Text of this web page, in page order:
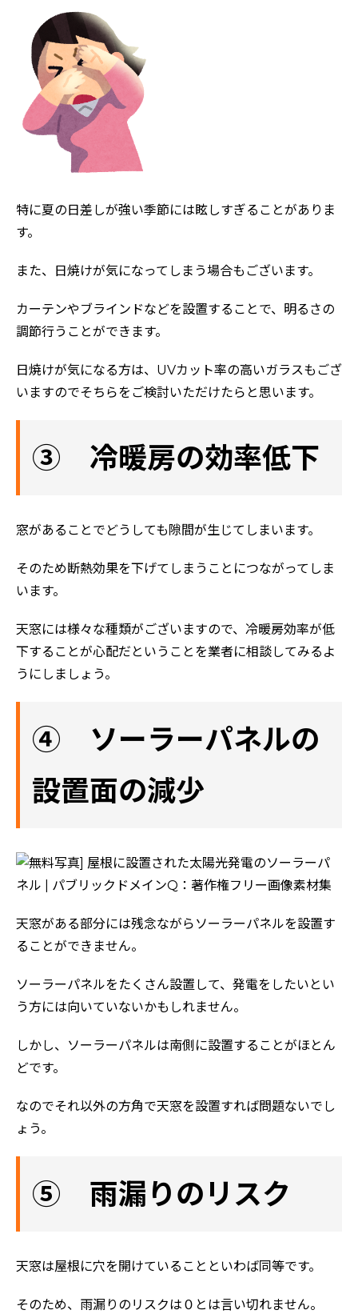
ホーム
特に夏の日差しが強い季節には眩しすぎることがありま
す。
また、日焼けが気になってしまう場合もございます。
カーテンやブラインドなどを設置することで、明るさの
調節行うことができます。
日焼けが気になる方は、UVカット率の高いガラスもござ
いますのでそちらをご検討いただけたらと思います。
③ 冷暖房の効率低下
窓があることでどうしても隙間が生じてしまいます。
そのため断熱効果を下げてしまうことにつながってしま
います。
天窓には様々な種類がございますので、冷暖房効率が低
下することが心配だということを業者に相談してみるよ
うにしましょう。
④ ソーラーパネルの
設置面の減少
天窓がある部分には残念ながらソーラーパネルを設置す
ることができません。
ソーラーパネルをたくさん設置して、発電をしたいとい
う方には向いていないかもしれません。
しかし、ソーラーパネルは南側に設置することがほとん
どです。
なのでそれ以外の方角で天窓を設置すれば問題ないでし
ょう。
⑤ 雨漏りのリスク
天窓は屋根に穴を開けていることといわば同等です。
そのため、雨漏りのリスクは０とは言い切れません。